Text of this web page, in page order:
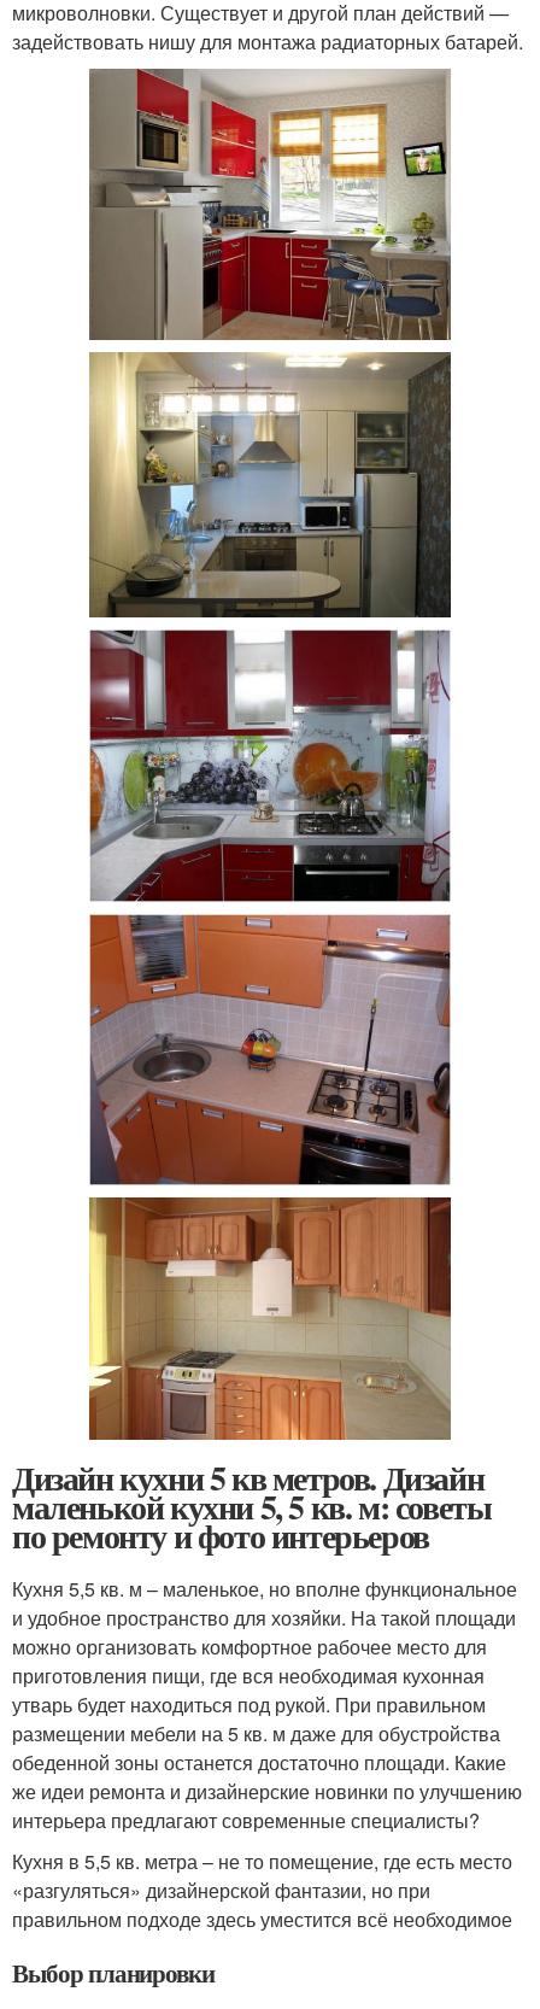
микроволновки. Существует и другой план действий —
задействовать нишу для монтажа радиаторных батарей.
Дизайн кухни 5 кв метров. Дизайн
маленькой кухни 5, 5 кв. м: советы
по ремонту и фото интерьеров
Кухня 5,5 кв. м – маленькое, но вполне функциональное
и удобное пространство для хозяйки. На такой площади
можно организовать комфортное рабочее место для
приготовления пищи, где вся необходимая кухонная
утварь будет находиться под рукой. При правильном
размещении мебели на 5 кв. м даже для обустройства
обеденной зоны останется достаточно площади. Какие
же идеи ремонта и дизайнерские новинки по улучшению
интерьера предлагают современные специалисты?
Кухня в 5,5 кв. метра – не то помещение, где есть место
«разгуляться» дизайнерской фантазии, но при
правильном подходе здесь уместится всё необходимое
Выбор планировки